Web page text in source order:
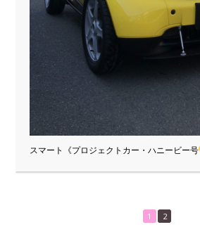
スマート《プロジェクトカー・ハニービー号
1 2